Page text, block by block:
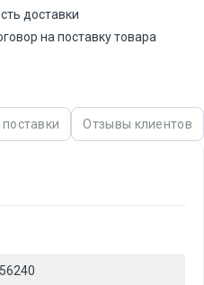
доставки
на поставку товара
Отзывы клиентов